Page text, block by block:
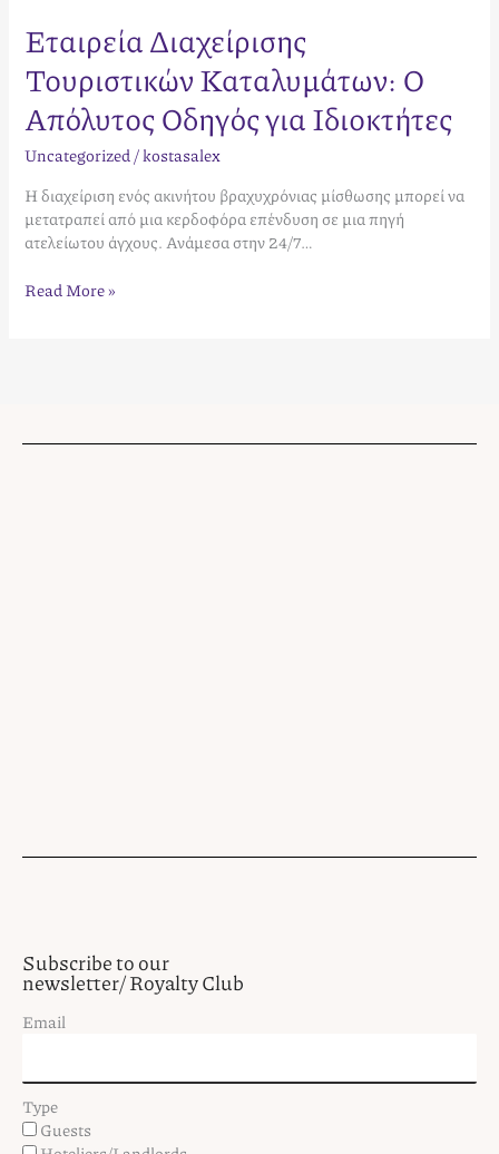
Εταιρεία Διαχείρισης
Τουριστικών Καταλυμάτων: Ο
Απόλυτος Οδηγός για Ιδιοκτήτες
Uncategorized/kostasalex
Η διαχείριση ενός ακινήτου βραχυχρόνιας μίσθωσης μπορεί να
μετατραπεί από μια κερδοφόρα επένδυση σε μια πηγή
ατελείωτου άγχους. Ανάμεσα στην 24/7…
Read More »
Subscribe to our
newsletter/ Royalty Club
Email
Type
Guests